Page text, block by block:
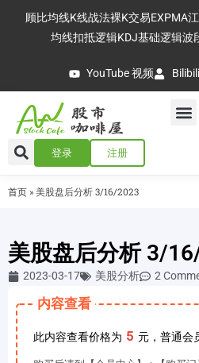
顾比均线K线战法裸K交易EXPMA
均线扣抵逻辑KDJ基础逻辑波
YouTube 视频
登录 注册
首页 » 美股盘后分析 3/16/2023
美股盘后分析 3/
2023-03-17 美股分析 2
内容查看
此内容查看价格为 5 元，普通会